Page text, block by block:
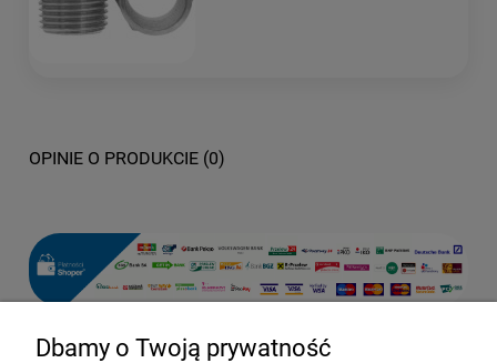
OPINIE O PRODUKCIE (0)
Dbamy o Twoją prywatność